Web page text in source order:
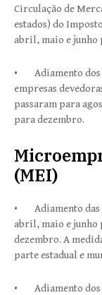
Circulação de
estados) do
abril, maio e junho
• Adiamento dos
empresas
passaram para
para dezembro.
(MEI)
• Adiamento das
abril, maio e junho
dezembro. A
parte estadual e
• Adiamento dos